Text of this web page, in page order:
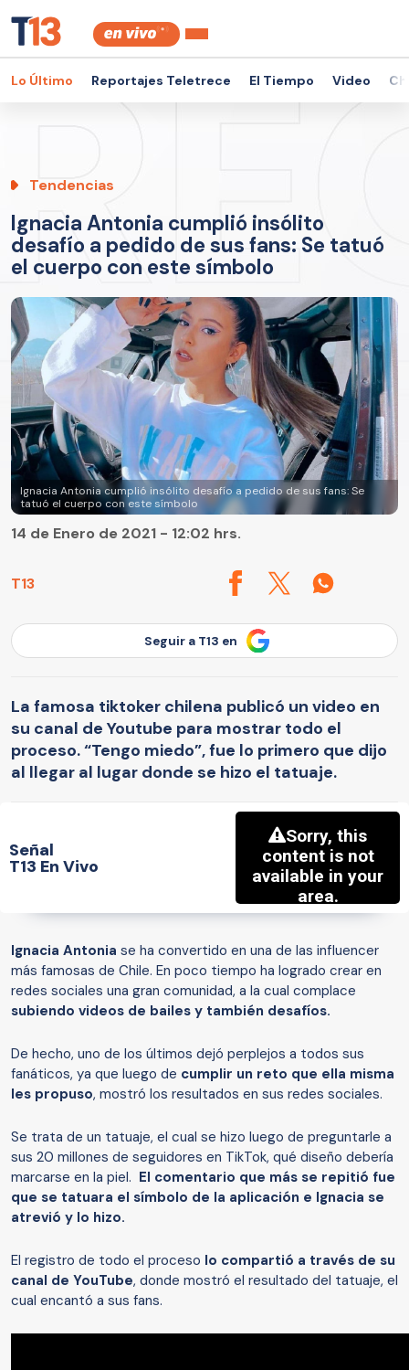
Lo Último Reportajes Teletrece El Tiempo Video
Tendencias
Ignacia Antonia cumplió insólito
desafío a pedido de sus fans: Se tatuó
el cuerpo con este símbolo
Ignacia Antonia cumplió insólito desafío a pedido de sus fans: Se
tatuó el cuerpo con este símbolo
T13
14 de Enero de 2021 - 12:02 hrs.
Seguir a T13 en
La famosa tiktoker chilena publicó un video en
su canal de Youtube para mostrar todo el
proceso. “Tengo miedo”, fue lo primero que dijo
al llegar al lugar donde se hizo el tatuaje.
Señal
T13 En Vivo
Ignacia Antonia se ha convertido en una de las influencer
más famosas de Chile. En poco tiempo ha logrado crear en
redes sociales una gran comunidad, a la cual complace
subiendo videos de bailes y también desafíos.
De hecho, uno de los últimos dejó perplejos a todos sus
fanáticos, ya que luego de cumplir un reto que ella misma
les propuso, mostró los resultados en sus redes sociales.
Se trata de un tatuaje, el cual se hizo luego de preguntarle a
sus 20 millones de seguidores en TikTok, qué diseño debería
marcarse en la piel. El comentario que más se repitió fue
que se tatuara el símbolo de la aplicación e Ignacia se
atrevió y lo hizo.
El registro de todo el proceso lo compartió a través de su
canal de YouTube, donde mostró el resultado del tatuaje, el
cual encantó a sus fans.